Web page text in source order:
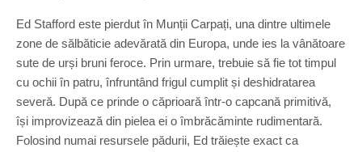
Ed Stafford este pierdut în Munții Carpați, una dintre ultimele
zone de sălbăticie adevărată din Europa, unde ies la vânătoare
sute de urși bruni feroce. Prin urmare, trebuie să fie tot timpul
cu ochii în patru, înfruntând frigul cumplit și deshidratarea
severă. După ce prinde o căprioară într-o capcană primitivă,
își improvizează din pielea ei o îmbrăcăminte rudimentară.
Folosind numai resursele pădurii, Ed trăiește exact ca